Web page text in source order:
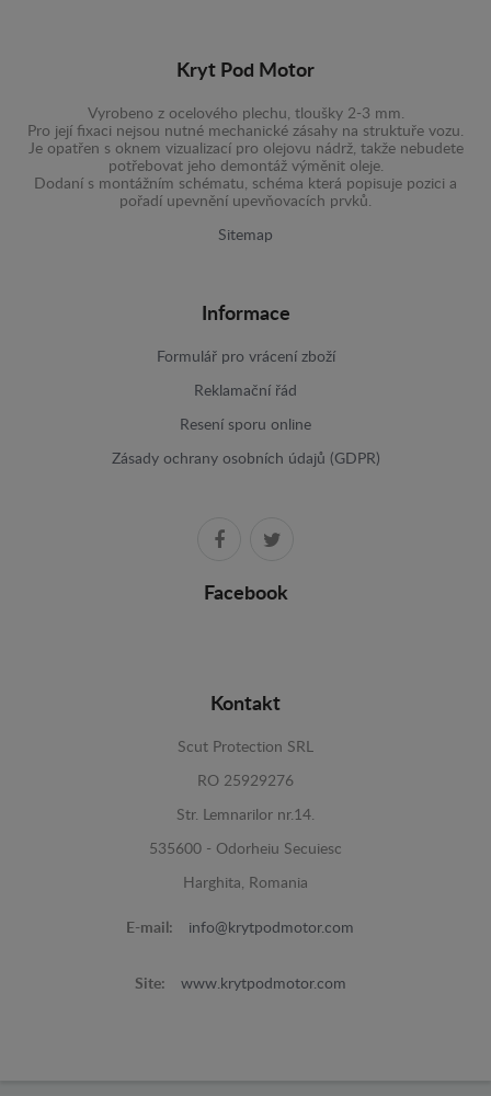
Kryt Pod Motor
Vyrobeno z ocelového plechu, tloušky 2-3 mm.
Pro její fixaci nejsou nutné mechanické zásahy na struktuře vozu.
Je opatřen s oknem vizualizací pro olejovu nádrž, takže nebudete
potřebovat jeho demontáž výměnit oleje.
Dodaní s montážním schématu, schéma která popisuje pozici a
pořadí upevnění upevňovacích prvků.
Sitemap
Informace
Formulář pro vrácení zboží
Reklamační řád
Resení sporu online
Zásady ochrany osobních údajů (GDPR)
Facebook
Kontakt
Scut Protection SRL
RO 25929276
Str. Lemnarilor nr.14.
535600 - Odorheiu Secuiesc
Harghita, Romania
E-mail: info@krytpodmotor.com
Site: www.krytpodmotor.com